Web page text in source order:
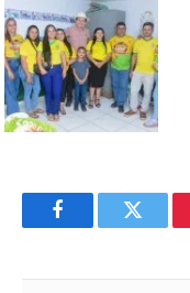
FacebookTwitter